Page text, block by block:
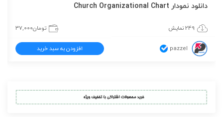
دانلود نمودار Church Organizational Chart
249 نمایش تومان37,000
pazzel افزودن به سبد خرید